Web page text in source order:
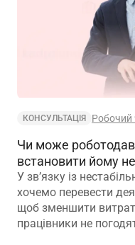
КОНСУЛЬТАЦІЯ Робочий
Чи може
встановити йому
У зв’язку із
хочемо перевести
щоб зменшити
працівники не